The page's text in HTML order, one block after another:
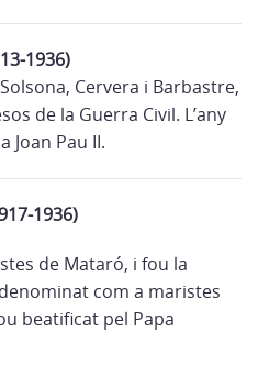
1936)
Cervera i Barbastre,
de la Guerra Civil. L’any
Joan Pau II.
1936)
de Mataró, i fou la
com a maristes
beatificat pel Papa